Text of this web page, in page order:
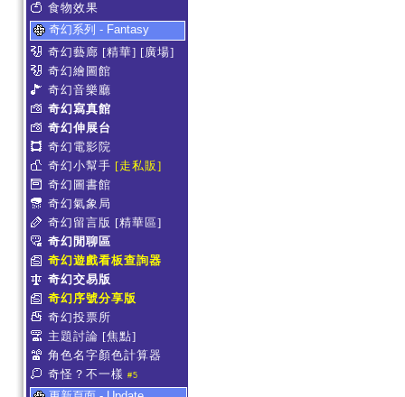
食物效果
奇幻系列 - Fantasy
奇幻藝廊 [精華] [廣場]
奇幻繪圖館
奇幻音樂廳
奇幻寫真館
奇幻伸展台
奇幻電影院
奇幻小幫手 [走私販]
奇幻圖書館
奇幻氣象局
奇幻留言版 [精華區]
奇幻閒聊區
奇幻遊戲看板查詢器
奇幻交易版
奇幻序號分享版
奇幻投票所
主題討論 [焦點]
角色名字顏色計算器
奇怪？不一樣 #5